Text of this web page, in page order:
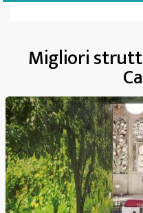
Migliori